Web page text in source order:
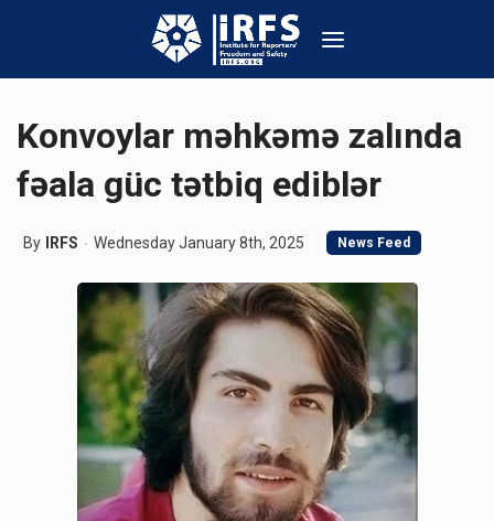
Konvoylar məhkəmə zalında
fəala güc tətbiq ediblər
By IRFS Wednesday January 8th, 2025 News Feed